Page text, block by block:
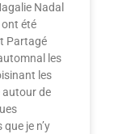
Nadal
ont été
Partagé
les
les
autour de
je n’y